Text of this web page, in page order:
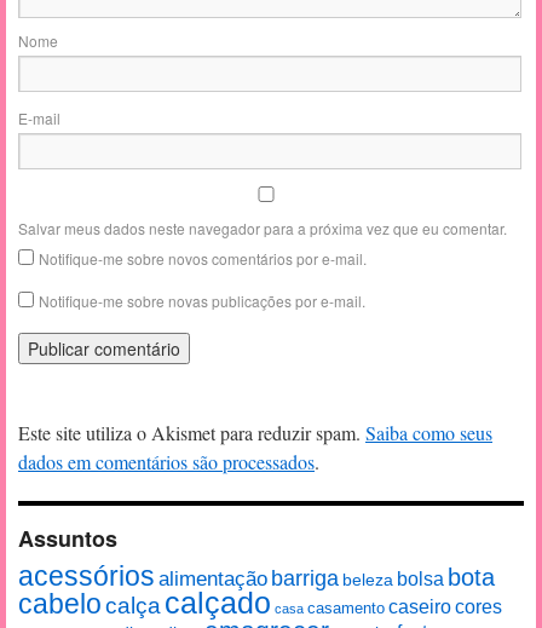
Nome
E-mail
Salvar meus dados neste navegador para a próxima vez que eu comentar.
Notifique-me sobre novos comentários por e-mail.
Notifique-me sobre novas publicações por e-mail.
Este site utiliza o Akismet para reduzir spam. Saiba como seus
dados em comentários são processados.
Assuntos
acessórios alimentação barriga beleza bolsa bota
cabelocalça calçado casa casamento caseirocores